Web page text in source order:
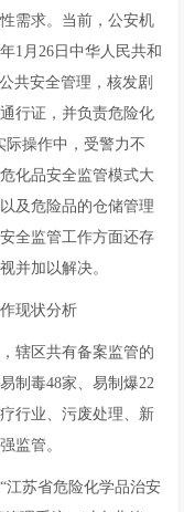
需求。当前，公安机
1月26日中华人民共和
共安全管理，核发剧
行证，并负责危险化
际操作中，受警力不
化品安全监管模式大
及危险品的仓储管理
全监管工作方面还存
并加以解决。
现状分析
辖区共有备案监管的
制毒48家、易制爆22
行业、污废处理、新
监管。
江苏省危险化学品治安